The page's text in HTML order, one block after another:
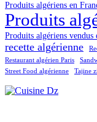
Produits algériens en
Produits
Produits algériens vendus
recette algérienne
Restaurant algérien Paris
Street Food algérienne
Tajine